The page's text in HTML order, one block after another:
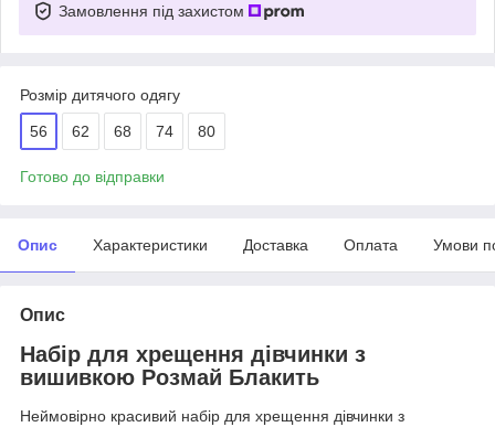
Замовлення під захистом
Розмір дитячого одягу
56 62 68 74 80
Готово до відправки
Опис Характеристики Доставка Оплата Умови
Опис
Набір для хрещення дівчинки з
вишивкою Розмай Блакить
Неймовірно красивий набір для хрещення дівчинки з